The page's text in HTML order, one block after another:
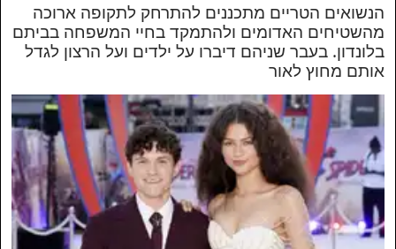
הנשואים הטריים מתכננים להתרחק לתקופה ארוכה
מהשטיחים האדומים ולהתמקד בחיי המשפחה בביתם
בלונדון. בעבר שניהם דיברו על ילדים ועל הרצון לגדל
אותם מחוץ לאור